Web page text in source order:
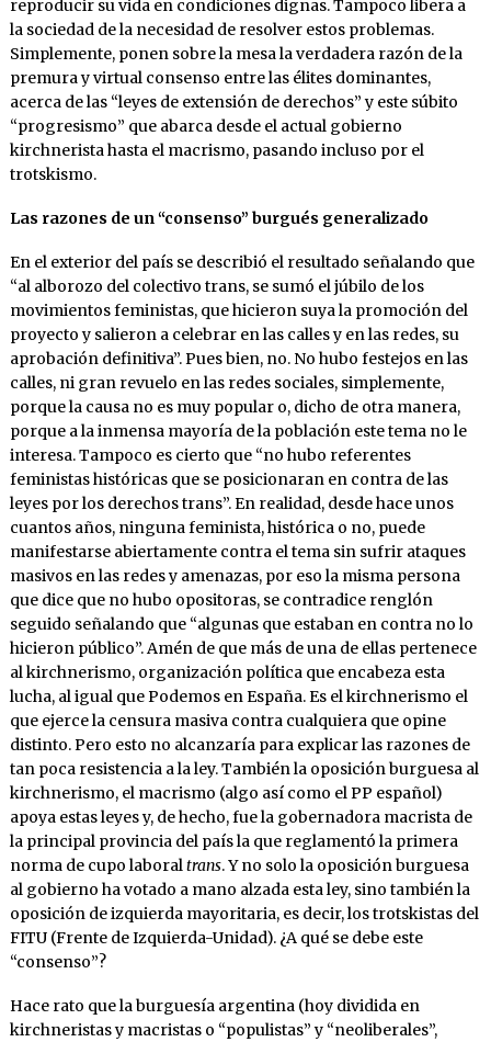
reproducir su vida en condiciones dignas. Tampoco libera a
la sociedad de la necesidad de resolver estos problemas.
Simplemente, ponen sobre la mesa la verdadera razón de la
premura y virtual consenso entre las élites dominantes,
acerca de las “leyes de extensión de derechos” y este súbito
“progresismo” que abarca desde el actual gobierno
kirchnerista hasta el macrismo, pasando incluso por el
trotskismo.
Las razones de un “consenso” burgués generalizado
En el exterior del país se describió el resultado señalando que
“al alborozo del colectivo trans, se sumó el júbilo de los
movimientos feministas, que hicieron suya la promoción del
proyecto y salieron a celebrar en las calles y en las redes, su
aprobación definitiva”. Pues bien, no. No hubo festejos en las
calles, ni gran revuelo en las redes sociales, simplemente,
porque la causa no es muy popular o, dicho de otra manera,
porque a la inmensa mayoría de la población este tema no le
interesa. Tampoco es cierto que “no hubo referentes
feministas históricas que se posicionaran en contra de las
leyes por los derechos trans”. En realidad, desde hace unos
cuantos años, ninguna feminista, histórica o no, puede
manifestarse abiertamente contra el tema sin sufrir ataques
masivos en las redes y amenazas, por eso la misma persona
que dice que no hubo opositoras, se contradice renglón
seguido señalando que “algunas que estaban en contra no lo
hicieron público”. Amén de que más de una de ellas pertenece
al kirchnerismo, organización política que encabeza esta
lucha, al igual que Podemos en España. Es el kirchnerismo el
que ejerce la censura masiva contra cualquiera que opine
distinto. Pero esto no alcanzaría para explicar las razones de
tan poca resistencia a la ley. También la oposición burguesa al
kirchnerismo, el macrismo (algo así como el PP español)
apoya estas leyes y, de hecho, fue la gobernadora macrista de
la principal provincia del país la que reglamentó la primera
norma de cupo laboral trans. Y no solo la oposición burguesa
al gobierno ha votado a mano alzada esta ley, sino también la
oposición de izquierda mayoritaria, es decir, los trotskistas del
FITU (Frente de Izquierda-Unidad). ¿A qué se debe este
“consenso”?
Hace rato que la burguesía argentina (hoy dividida en
kirchneristas y macristas o “populistas” y “neoliberales”,